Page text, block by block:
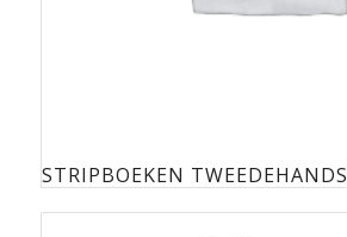
STRIPBOEKEN TWEEDEHANDS